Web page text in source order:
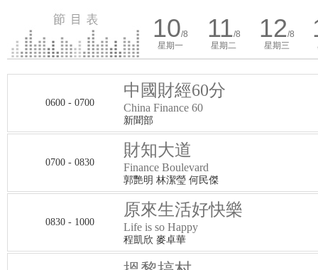
10/8
星期一
11/8
星期二
12/8
星期三
0600 - 0700
中國財經60分
China Finance 60
新聞部
0700 - 0830
財知大道
Finance Boulevard
郭艷明 林潔瑩 何民傑
0830 - 1000
原來生活好快樂
Life is so Happy
程凱欣 麥卓華